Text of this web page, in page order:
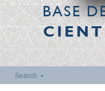
BASE
Search